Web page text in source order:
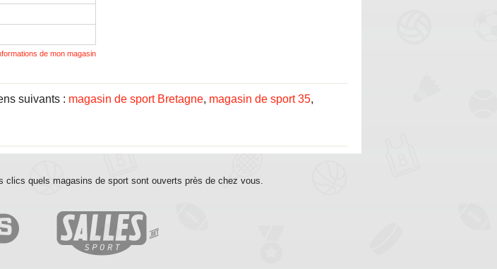
de mon magasin
suivants : magasin de sport Bretagne, magasin de sport 35,
clics quels magasins de sport sont ouverts près de chez vous.